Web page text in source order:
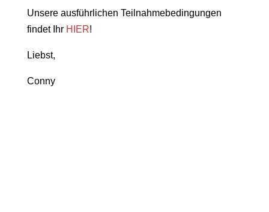
Unsere ausführlichen Teilnahmebedingungen
findet Ihr HIER!
Liebst,
Conny